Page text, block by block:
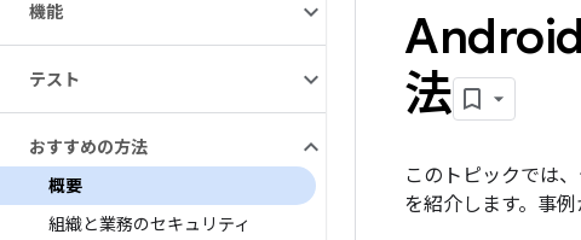
機能
テスト
おすすめの方法
概要
組織と業務のセキュリティ
法
このトピックでは
を紹介します。事